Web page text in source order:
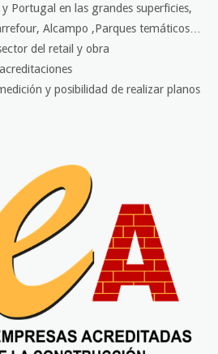
Portugal en las grandes superficies,
Alcampo ,Parques temáticos…
del retail y obra
y posibilidad de realizar planos